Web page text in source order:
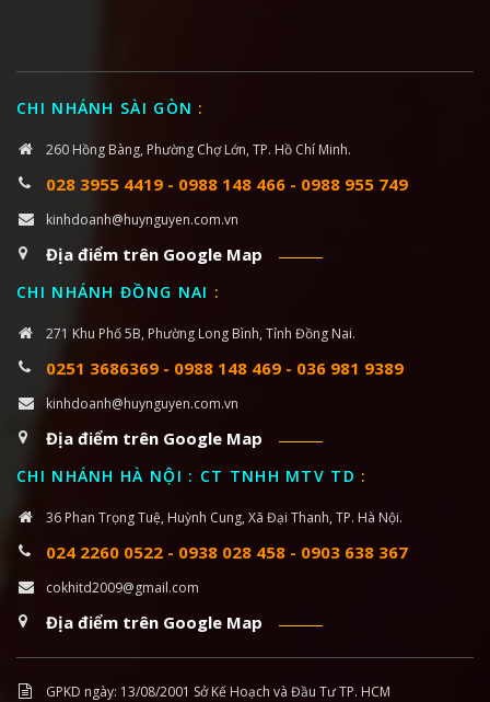
CHI NHÁNH SÀI GÒN :
260 Hồng Bàng, Phường Chợ Lớn, TP. Hồ Chí Minh.
028 3955 4419 - 0988 148 466 - 0988 955 749
kinhdoanh@huynguyen.com.vn
Địa điểm trên Google Map
CHI NHÁNH ĐỒNG NAI :
271 Khu Phố 5B, Phường Long Bình, Tỉnh Đồng Nai.
0251 3686369 - 0988 148 469 - 036 981 9389
kinhdoanh@huynguyen.com.vn
Địa điểm trên Google Map
CHI NHÁNH HÀ NỘI : CT TNHH MTV TD :
36 Phan Trọng Tuệ, Huỳnh Cung, Xã Đại Thanh, TP. Hà Nội.
024 2260 0522 - 0938 028 458 - 0903 638 367
cokhitd2009@gmail.com
Địa điểm trên Google Map
GPKD ngày: 13/08/2001 Sở Kế Hoạch và Đầu Tư TP. HCM